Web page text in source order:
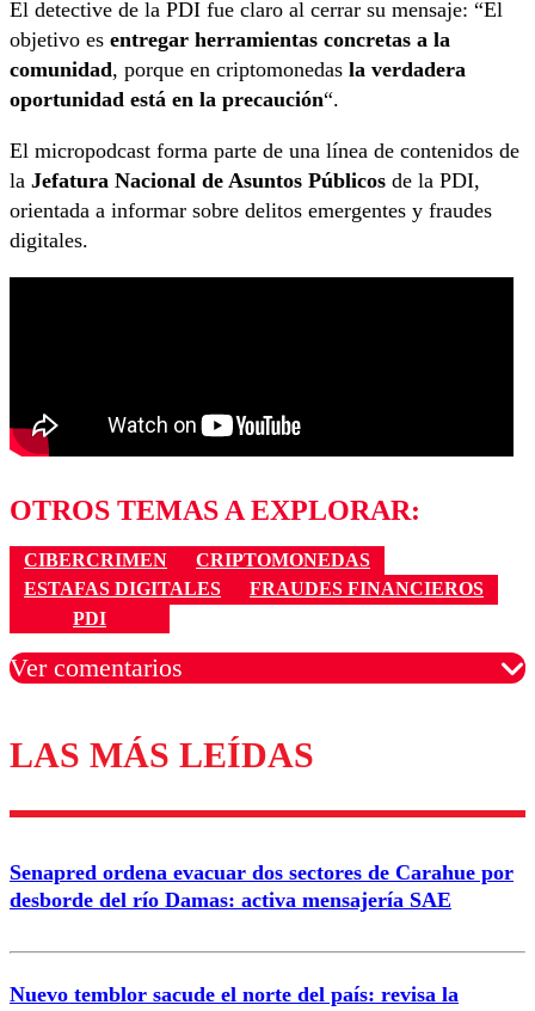
El detective de la PDI fue claro al cerrar su mensaje: “El
objetivo es entregar herramientas concretas a la
comunidad, porque en criptomonedas la verdadera
oportunidad está en la precaución“.
El micropodcast forma parte de una línea de contenidos de
la Jefatura Nacional de Asuntos Públicos de la PDI,
orientada a informar sobre delitos emergentes y fraudes
digitales.
OTROS TEMAS A EXPLORAR:
CIBERCRIMEN
CRIPTOMONEDAS
ESTAFAS DIGITALES
FRAUDES FINANCIEROS
PDI
Ver comentarios
Los comentarios son moderados para garantizar un
diálogo respetuoso.
Correo
LAS MÁS LEÍDAS
Senapred ordena evacuar dos sectores de Carahue por
desborde del río Damas: activa mensajería SAE
Nuevo temblor sacude el norte del país: revisa la